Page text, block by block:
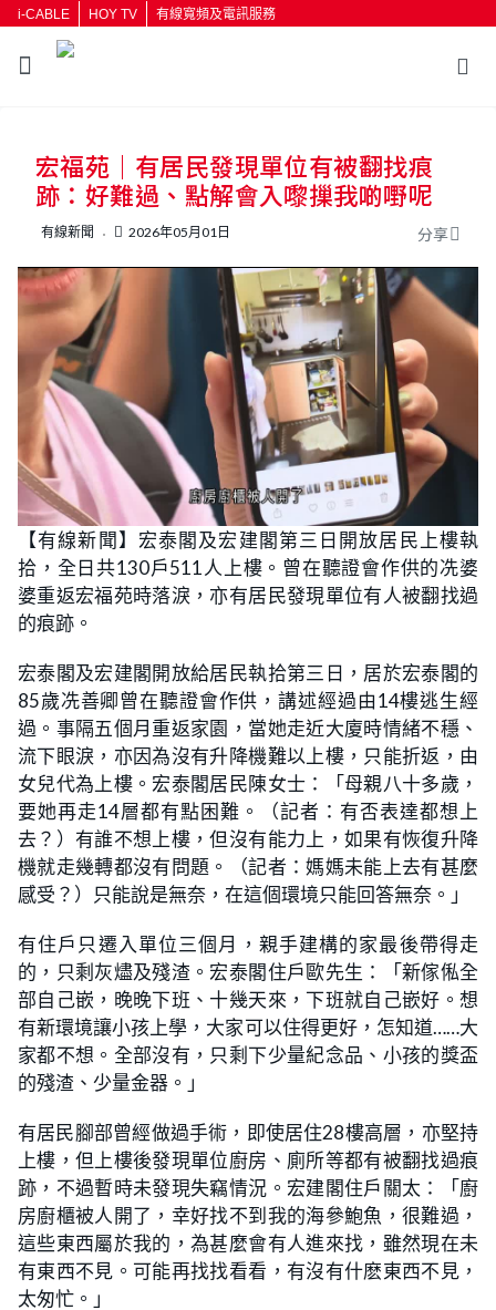
i-CABLE HOY TV 有線寬頻及電訊服務
宏福苑｜有居民發現單位有被翻找痕
跡：好難過、點解會入嚟摷我啲嘢呢
有線新聞 2026年05月01日 分享
【有線新聞】宏泰閣及宏建閣第三日開放居民上樓執
拾，全日共130戶511人上樓。曾在聽證會作供的冼婆
婆重返宏福苑時落淚，亦有居民發現單位有人被翻找過
的痕跡。
宏泰閣及宏建閣開放給居民執拾第三日，居於宏泰閣的
85歲冼善卿曾在聽證會作供，講述經過由14樓逃生經
過。事隔五個月重返家園，當她走近大廈時情緒不穩、
流下眼淚，亦因為沒有升降機難以上樓，只能折返，由
女兒代為上樓。宏泰閣居民陳女士：「母親八十多歲，
要她再走14層都有點困難。（記者：有否表達都想上
去？）有誰不想上樓，但沒有能力上，如果有恢復升降
機就走幾轉都沒有問題。（記者：媽媽未能上去有甚麼
感受？）只能說是無奈，在這個環境只能回答無奈。」
有住戶只遷入單位三個月，親手建構的家最後帶得走
的，只剩灰燼及殘渣。宏泰閣住戶歐先生：「新傢俬全
部自己嵌，晚晚下班、十幾天來，下班就自己嵌好。想
有新環境讓小孩上學，大家可以住得更好，怎知道……大
家都不想。全部沒有，只剩下少量紀念品、小孩的獎盃
的殘渣、少量金器。」
有居民腳部曾經做過手術，即使居住28樓高層，亦堅持
上樓，但上樓後發現單位廚房、廁所等都有被翻找過痕
跡，不過暫時未發現失竊情況。宏建閣住戶關太：「廚
房廚櫃被人開了，幸好找不到我的海參鮑魚，很難過，
這些東西屬於我的，為甚麼會有人進來找，雖然現在未
有東西不見。可能再找找看看，有沒有什麽東西不見，
太匆忙。」